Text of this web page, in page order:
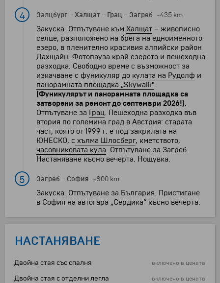
4 Залцбург –Халщат – Грац –Загреб ~435 km
Закуска. Отпътуване към Халщат – живописно
селце, разположено на брега на едноименното
езеро, в пленително красивия алпийски район
Дахщайн. Фотопауза край езерото и пешеходна
разходка. Свободно време с възможност за
изкачване с фуникуляр до кулата на Рудолф и
панорамната площадка „Skywalk".
(Фуникулярът и панорамната площадка са
затворени за ремонт до септември 2026!).
Отпътуване за Грац. Пешеходна разходка във
втория по големина град в Австрия: старата
част, която от 1999 г. е под закрилата на
ЮНЕСКО, с хълма Шлосберг, кметството,
часовниковата кула. Отпътуване за Загреб.
Настаняване късно вечерта. Нощувка.
5 Загреб – София ~800 km
Закуска. Отпътуване за България. Пристигане
в София на автогара „Сердика“ късно вечерта.
НАСТАНЯВАНЕ
Двойна стая със спалня включено в цената
Двойна стая с отделни легла включено в цената